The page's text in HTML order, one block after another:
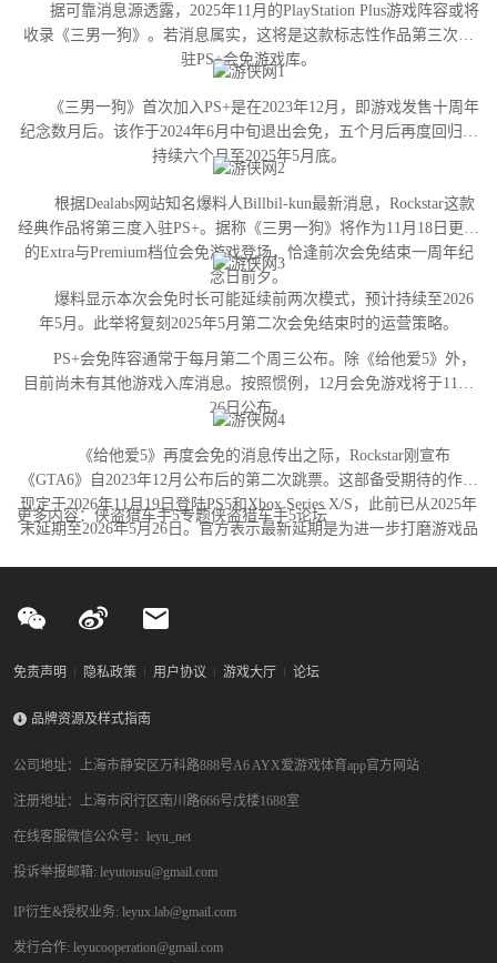
据可靠消息源透露，2025年11月的PlayStation Plus游戏阵容或将
收录《三男一狗》。若消息属实，这将是这款标志性作品第三次进
驻PS+会免游戏库。
《三男一狗》首次加入PS+是在2023年12月，即游戏发售十周年
纪念数月后。该作于2024年6月中旬退出会免，五个月后再度回归并
持续六个月至2025年5月底。
根据Dealabs网站知名爆料人Billbil-kun最新消息，Rockstar这款
经典作品将第三度入驻PS+。据称《三男一狗》将作为11月18日更新
的Extra与Premium档位会免游戏登场，恰逢前次会免结束一周年纪
念日前夕。
爆料显示本次会免时长可能延续前两次模式，预计持续至2026
年5月。此举将复刻2025年5月第二次会免结束时的运营策略。
PS+会免阵容通常于每月第二个周三公布。除《给他爱5》外，
目前尚未有其他游戏入库消息。按照惯例，12月会免游戏将于11月
26日公布。
《给他爱5》再度会免的消息传出之际，Rockstar刚宣布
《GTA6》自2023年12月公布后的第二次跳票。这部备受期待的作品
现定于2026年11月19日登陆PS5和Xbox Series X/S，此前已从2025年
末延期至2026年5月26日。官方表示最新延期是为进一步打磨游戏品
更多内容：侠盗猎车手5专题侠盗猎车手5论坛
免责声明 隐私政策 用户协议 游戏大厅 论坛
品牌资源及样式指南
公司地址：上海市静安区万科路888号A6 AYX爱游戏体育app官方网站
注册地址：上海市闵行区南川路666号戊楼1688室
在线客服微信公众号：leyu_net
投诉举报邮箱: leyutousu@gmail.com
IP衍生&授权业务: leyux.lab@gmail.com
发行合作: leyucooperation@gmail.com